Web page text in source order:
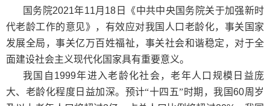
国务院2021年11月 18 日《中共中央国务院关于加强新时
代老龄工作的意见》，有效应对我国人口老龄化，事关国家
发展全局，事关亿万百姓福祉，事关社会和谐稳定，对于全
面建设社会主义现代化国家具有重要意义。
我国自 1999年进入老龄化社会，老年人口规模日益庞
大、老龄化程度日益加深。预计“十四五”时期，我国60周岁